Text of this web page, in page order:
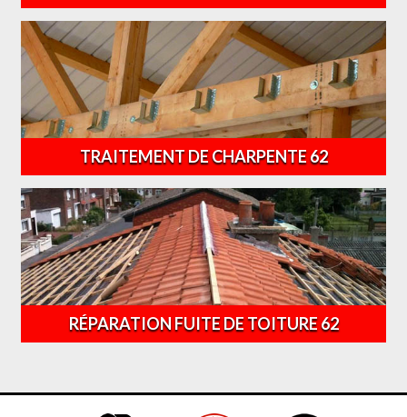
TRAITEMENT DE CHARPENTE 62
RÉPARATION FUITE DE TOITURE 62